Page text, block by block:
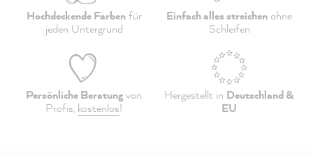
Hochdeckende Farbenfür
jeden Untergrund
Einfach alles streichen ohne
Schleifen
Persönliche Beratungvon
Profis, kostenlos!
Hergestellt in Deutschland &
EU